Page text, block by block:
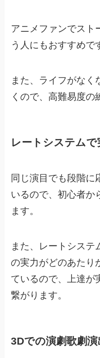
アニメファンでスト
う人にもおすすめで
また、ライフがなく
くので、高難易度の
レートシステム
同じ演目でも段階に
いるので、初心者か
ます。
また、レートシステ
の実力がどのあたり
ているので、
上達
繋がります。
3Dでの演劇歌劇演